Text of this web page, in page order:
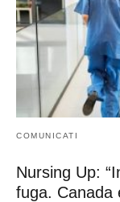
COMUNICATI
Nursing Up:
fuga. Canada